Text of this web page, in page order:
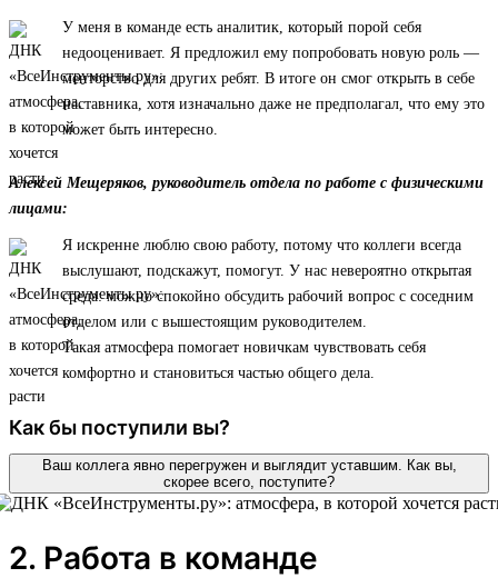
У меня в команде есть аналитик, который порой себя
недооценивает. Я предложил ему попробовать новую роль —
менторство для других ребят. В итоге он смог открыть в себе
наставника, хотя изначально даже не предполагал, что ему это
может быть интересно.
Алексей Мещеряков, руководитель отдела по работе с физическими
лицами:
Я искренне люблю свою работу, потому что коллеги всегда
выслушают, подскажут, помогут. У нас невероятно открытая
среда: можно спокойно обсудить рабочий вопрос с соседним
отделом или с вышестоящим руководителем.
Такая атмосфера помогает новичкам чувствовать себя
комфортно и становиться частью общего дела.
Как бы поступили вы?
Ваш коллега явно перегружен и выглядит уставшим. Как вы,
скорее всего, поступите?
2. Работа в команде